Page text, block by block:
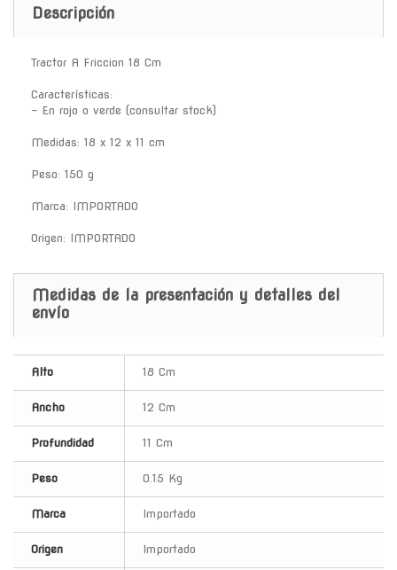
Descripción
Tractor A Friccion 18 Cm
Características:
- En rojo o verde (consultar stock)
Medidas: 18 x 12 x 11 cm
Peso: 150 g
Marca: IMPORTADO
Origen: IMPORTADO
Medidas de la presentación y detalles del
envío
Alto 18 Cm
Ancho 12 Cm
Profundidad 11 Cm
Peso 0.15 Kg
Marca Importado
Origen Importado